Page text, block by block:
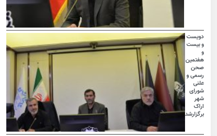
دویست
و بیست
هفتمین
صحن
رسمی و
علنی
شورای
شهر
اراک
برگزارشد